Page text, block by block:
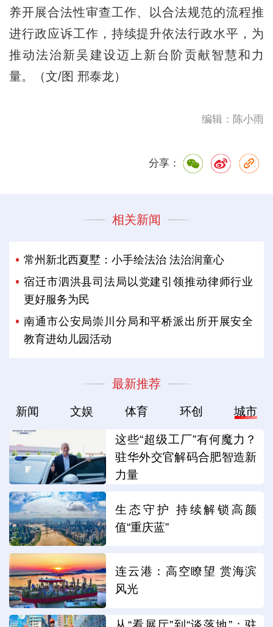
养开展合法性审查工作、以合法规范的流程推
进行政应诉工作，持续提升依法行政水平，为
推动法治新吴建设迈上新台阶贡献智慧和力
量。（文/图 邢泰龙）
编辑：陈小雨
分享：
相关新闻
常州新北西夏墅：小手绘法治 法治润童心
宿迁市泗洪县司法局以党建引领推动律师行业
更好服务为民
南通市公安局崇川分局和平桥派出所开展安全
教育进幼儿园活动
最新推荐
新闻 文娱 体育 环创 城市
这些“超级工厂”有何魔力？
驻华外交官解码合肥智造新
力量
生态守护 持续解锁高颜
值“重庆蓝”
连云港：高空瞭望 赏海滨
风光